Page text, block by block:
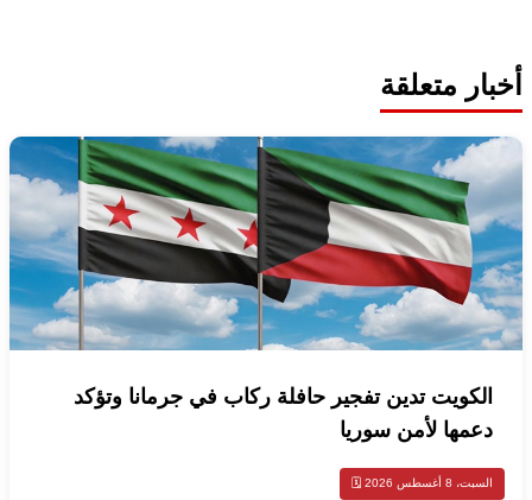
أخبار متعلقة
الكويت تدين تفجير حافلة ركاب في جرمانا وتؤكد
دعمها لأمن سوريا
السبت، 8 أغسطس 2026 🗓️